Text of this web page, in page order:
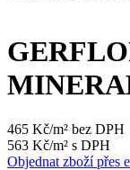
465 Kč/m² bez DPH
563 Kč/m² s DPH
Objednat zboží přes